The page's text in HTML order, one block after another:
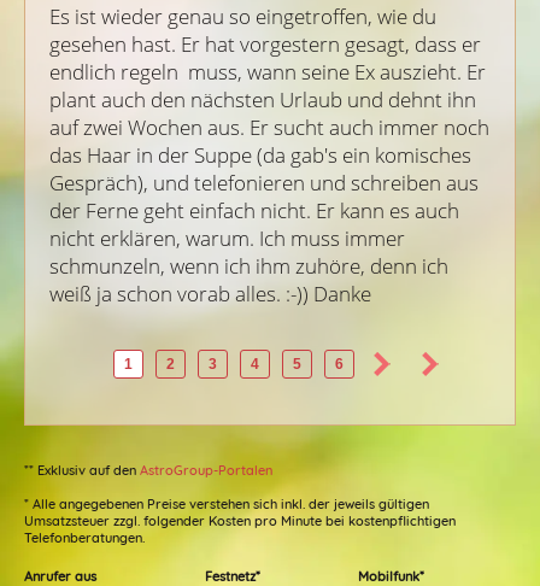
Es ist wieder genau so eingetroffen, wie du
gesehen hast. Er hat vorgestern gesagt, dass er
endlich regeln  muss, wann seine Ex auszieht. Er
plant auch den nächsten Urlaub und dehnt ihn
auf zwei Wochen aus. Er sucht auch immer noch
das Haar in der Suppe (da gab's ein komisches
Gespräch), und telefonieren und schreiben aus
der Ferne geht einfach nicht. Er kann es auch
nicht erklären, warum. Ich muss immer
schmunzeln, wenn ich ihm zuhöre, denn ich
weiß ja schon vorab alles. :-)) Danke
1 2 3 4 5 6
** Exklusiv auf den AstroGroup-Portalen
* Alle angegebenen Preise verstehen sich inkl. der jeweils gültigen
Umsatzsteuer zzgl. folgender Kosten pro Minute bei kostenpflichtigen
Telefonberatungen.
Anrufer aus Festnetz*
Mobilfunk*